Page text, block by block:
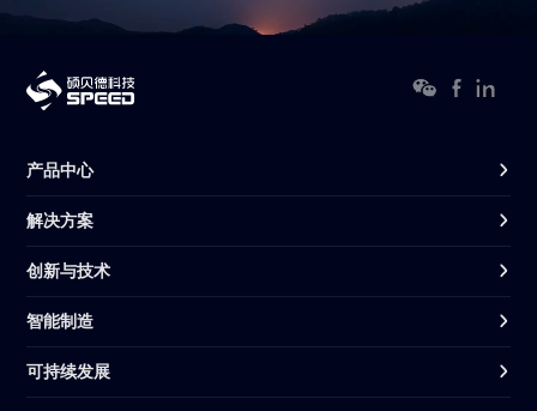
产品中心
解决方案
创新与技术
智能制造
可持续发展